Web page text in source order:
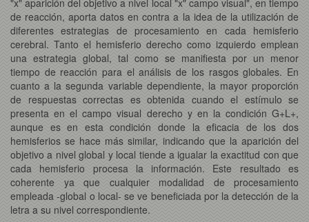
de reacción, aporta datos en contra a la idea de la utilización de
diferentes estrategias de procesamiento en cada hemisferio
cerebral. Tanto el hemisferio derecho como izquierdo emplean
una estrategia global, tal como se manifiesta por un menor
tiempo de reacción para el análisis de los rasgos globales. En
cuanto a la segunda variable dependiente, la mayor proporción
de respuestas correctas es obtenida cuando el estímulo se
presenta en el campo visual derecho y en la condición G+L+,
aunque es en esta condición donde la eficacia de los dos
hemisferios se hace más similar, indicando que la aparición del
objetivo a nivel global y local tiende a igualar la exactitud con que
cada hemisferio procesa la información. Este resultado es
coherente ya que cualquier modalidad de procesamiento
empleada -global o local- se ve beneficiada por la detección de la
letra a su nivel correspondiente.